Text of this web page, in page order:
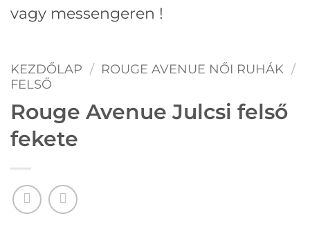
vagy messengeren !
KEZDŐLAP / ROUGE AVENUE NŐI RUHÁK /
FELSŐ
Rouge Avenue Julcsi felső
fekete